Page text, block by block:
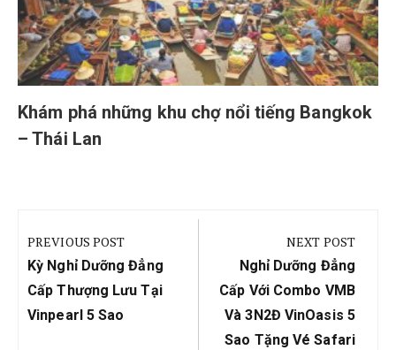
Khám phá những khu chợ nổi tiếng Bangkok
– Thái Lan
hướng
bài
viết
PREVIOUS POST
Previous
Post:
Kỳ Nghỉ Dưỡng Đẳng
Cấp Thượng Lưu Tại
Vinpearl 5 Sao
NEXT POST
Next
Post:
Nghỉ Dưỡng Đẳng
Cấp Với Combo VMB
Và 3N2Đ VinOasis 5
Sao Tặng Vé Safari